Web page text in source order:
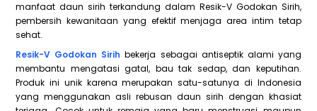
manfaat daun sirih terkandung dalam Resik-V Godokan Sirih,
pembersih kewanitaan yang efektif menjaga area intim tetap
sehat.
Resik-V Godokan Sirih bekerja sebagai antiseptik alami yang
membantu mengatasi gatal, bau tak sedap, dan keputihan.
Produk ini unik karena merupakan satu-satunya di Indonesia
yang menggunakan asli rebusan daun sirih dengan khasiat